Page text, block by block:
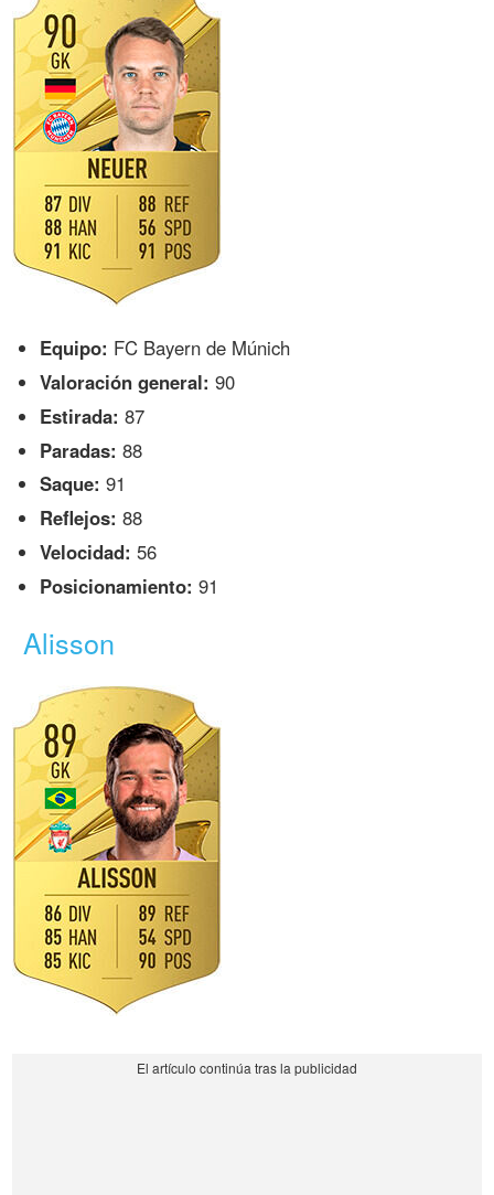
Equipo: FC Bayern de Múnich
Valoración general: 90
Estirada: 87
Paradas: 88
Saque: 91
Reflejos: 88
Velocidad: 56
Posicionamiento: 91
Alisson